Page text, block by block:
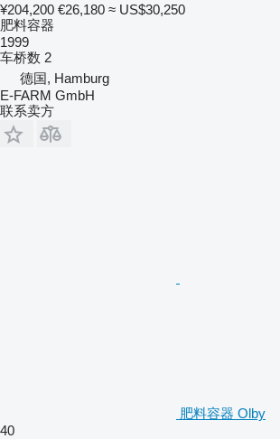
¥204,200 €26,180 ≈ US$30,250
肥料容器
1999
车桥数 2
德国, Hamburg
E-FARM GmbH
联系卖方
肥料容器 Olby
40